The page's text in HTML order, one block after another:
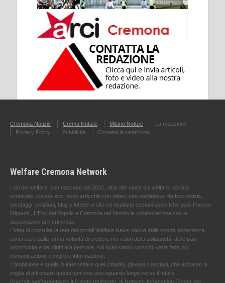
Cremona Notizie Crema Notizie Milano Notizie
La redazione
Privacy Policy
Pubblicità Contatta la redazione
Welfare Cremona Network
I siti del welfare, che nascono nel 2002, oltre alle news sul welfare, politica ,
sindacale ,cultura ecc. sono arricchiti con video, una mediateca, da foto notizie,
sondaggi, petizioni, blog e lettere al sito ed ospitano sezioni specifiche quali Pianeta
Migranti , L'Eco del Popolo e Cremona nel Mondo in collaborazione con le
associazioni di riferimento.
L'idea di costruire la rete dei portali Welfare News nasce dalla nostra esperienza
concreta e dalla ferma volontà di credere nei valori della solidarietà, delle pari
opportunità e dei diritti alla persona, sui quali siamo convinti, vada fatta più
comunicazione e migliore informazione.
L'ambizione è quella di intercettare quei cittadini, giovani o anziani, che abbiamo la
voglia di affrontare questi temi con uno sguardo lungo verso il futuro.
Il portale welfarenetwork.it è stato registrato, al Network Information Center per